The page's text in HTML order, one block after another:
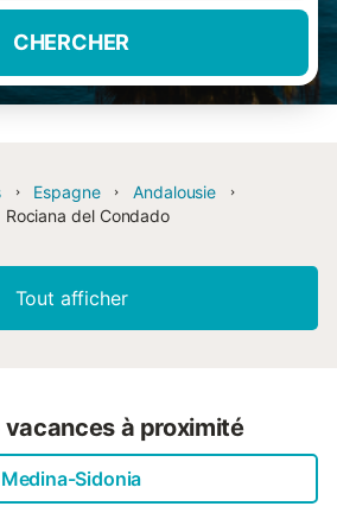
CHERCHER
Espagne
Andalousie
Rociana del Condado
Tout afficher
à proximité
Medina-Sidonia